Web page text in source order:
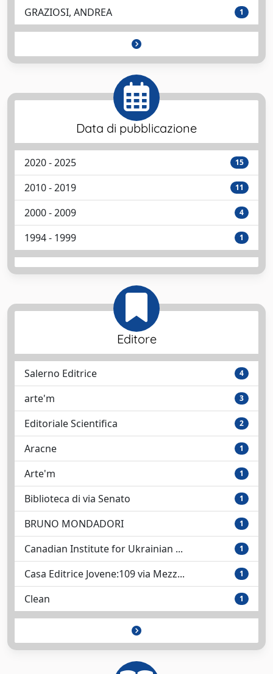
GRAZIOSI, ANDREA 1
Data di pubblicazione
2020 - 2025 15
2010 - 2019 11
2000 - 2009 4
1994 - 1999 1
Editore
Salerno Editrice 4
arte'm 3
Editoriale Scientifica 2
Aracne 1
Arte'm 1
Biblioteca di via Senato 1
BRUNO MONDADORI 1
Canadian Institute for Ukrainian ... 1
Casa Editrice Jovene:109 via Mezz... 1
Clean 1